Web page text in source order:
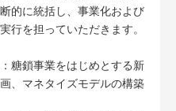
的に統括し、事業化および
行を担っていただきます。
糖鎖事業をはじめとする新
、マネタイズモデルの構築